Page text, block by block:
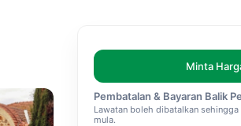
Minta
Pembatalan & Bayaran Balik
Lawatan boleh dibatalkan
mula.